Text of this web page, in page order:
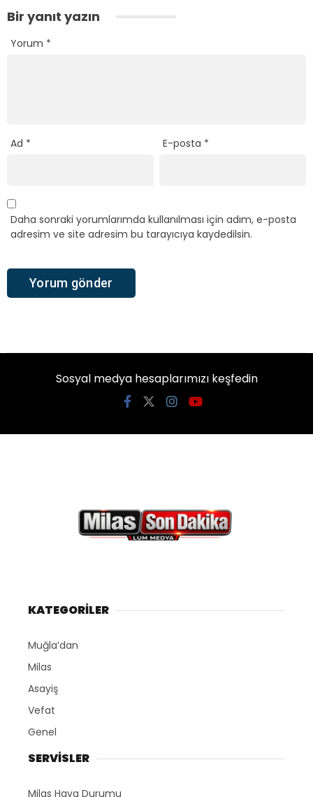
Bir yanıt yazın
Yorum *
Ad * E-posta *
Daha sonraki yorumlarımda kullanılması için adım, e-posta
adresim ve site adresim bu tarayıcıya kaydedilsin.
Sosyal medya hesaplarımızı keşfedin
KATEGORİLER
Muğla’dan
Milas
Asayiş
Vefat
Genel
SERVİSLER
Milas Hava Durumu